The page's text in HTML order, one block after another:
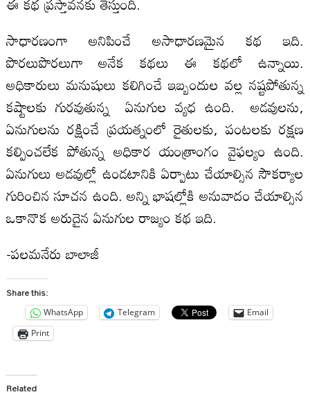
సాధారణంగా అనిపించే అసాధారణమైన కథ ఇది.
పొరలుపొరలుగా అనేక కథలు ఈ కథలో ఉన్నాయి.
అధికారులు మనుషులు కలిగించే ఇబ్బందుల వల్ల నష్టపోతున్న
కష్టాలకు గురవుతున్న ఏనుగుల వ్యధ ఉంది. అడవులను,
ఏనుగులను రక్షించే ప్రయత్నంలో రైతులకు, పంటలకు రక్షణ
కల్పించలేక పోతున్న అధికార యంత్రాంగం వైఫల్యం ఉంది.
ఏనుగులు అడవుల్లో ఉండటానికి ఏర్పాటు చేయాల్సిన సౌకర్యాల
గురించిన సూచన ఉంది. అన్ని భాషల్లోకి అనువాదం చేయాల్సిన
ఒకానొక అరుదైన ఏనుగుల రాజ్యం కథ ఇది.
-పలమనేరు బాలాజీ
Share this:
WhatsApp Telegram
Email
Print
Related